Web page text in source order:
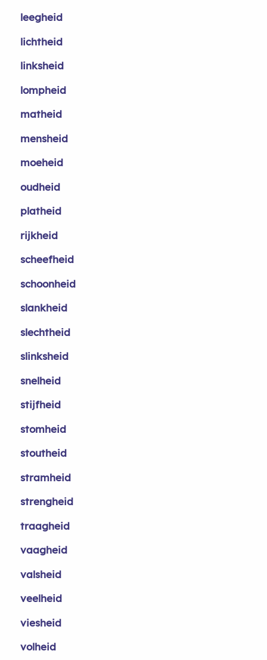
leegheid
lichtheid
linksheid
lompheid
matheid
mensheid
moeheid
oudheid
platheid
rijkheid
scheefheid
schoonheid
slankheid
slechtheid
slinksheid
snelheid
stijfheid
stomheid
stoutheid
stramheid
strengheid
traagheid
vaagheid
valsheid
veelheid
viesheid
volheid